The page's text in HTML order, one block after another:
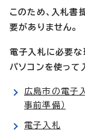
このため、入札書
要がありません。
電子入札に必要な
パソコンを使って
広島市の電子
事前準備）
電子入札